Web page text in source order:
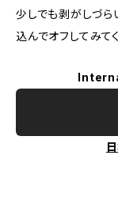
少しでも剥がしづら
込んでオフしてみて